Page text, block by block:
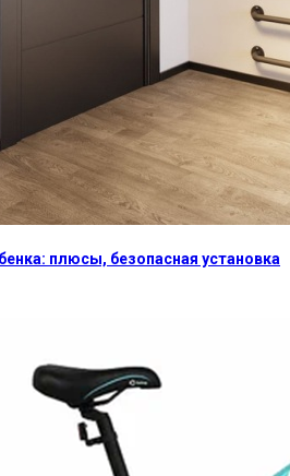
плюсы, безопасная установка